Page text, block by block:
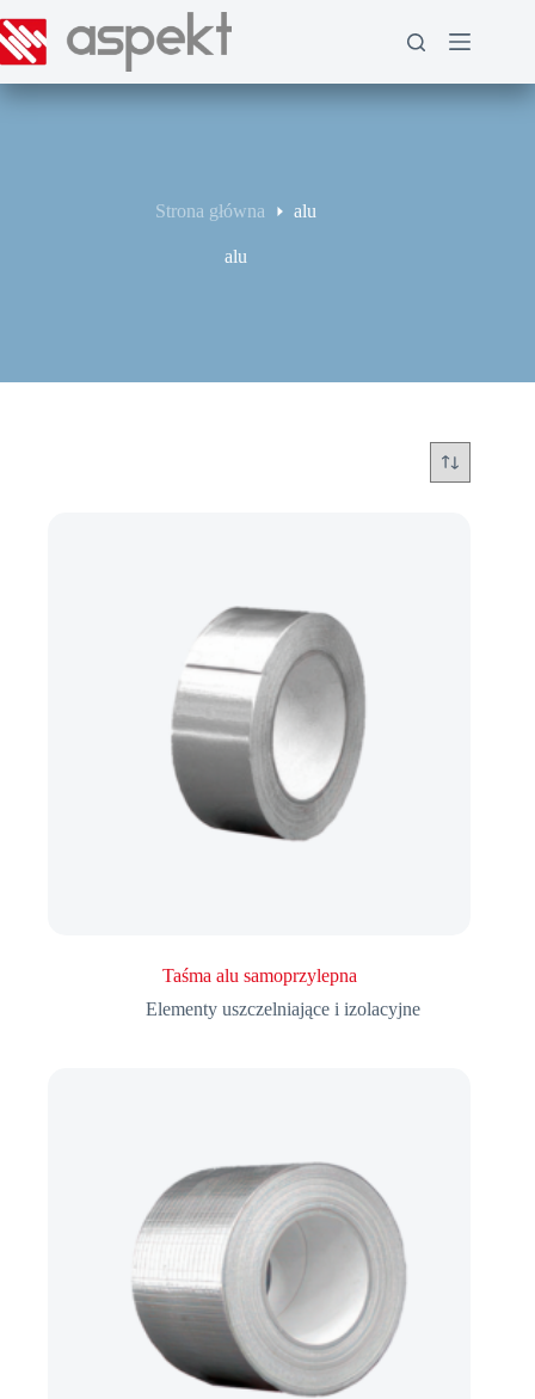
do
treści
Strona główna alu
alu
Taśma alu samoprzylepna
Elementy uszczelniające i izolacyjne